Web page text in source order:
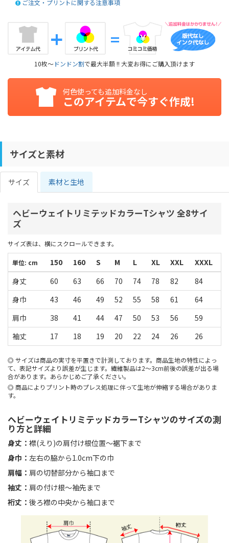
ご注文・プリントに関する注意事項
10枚～ドンドン割で最大半額 !! 大変お得にご購入頂けます
何色使っても追加料金なし
このアイテムで今すぐ作成!
サイズと素材
サイズ 素材と生地
ヘビーウェイトリミテッドカラーTシャツ 全8サイ
ズ
サイズ表は、横にスクロールできます。
単位: cm 150 160 S M L XL XXL
XXXL
身丈
60 63 66 70 74 78 82
84
身巾
43 46 49 52 55 58 61
64
肩巾
38 41 44 47 50 53 56
59
袖丈
17 18 19 20 22 24 26 26
サイズは商品の実寸を平置きで計測しております。商品生地の特性によっ
て、表記サイズより誤差が生じます。繊維製品は2～3cm前後の誤差が出る場
合があります。あらかじめご了承ください。
商品によりプリント時のプレス処理に伴って生地が伸縮する場合がありま
す。
ヘビーウェイトリミテッドカラーTシャツのサイズの測
り方と詳細
身丈： 襟(えり)の肩付け根位置〜裾下まで
身巾： 左右の脇から1.0cm下の巾
肩幅： 肩の切替部分から袖口まで
袖丈： 肩の付け根〜袖先まで
裄丈： 後ろ襟の中央から袖口まで